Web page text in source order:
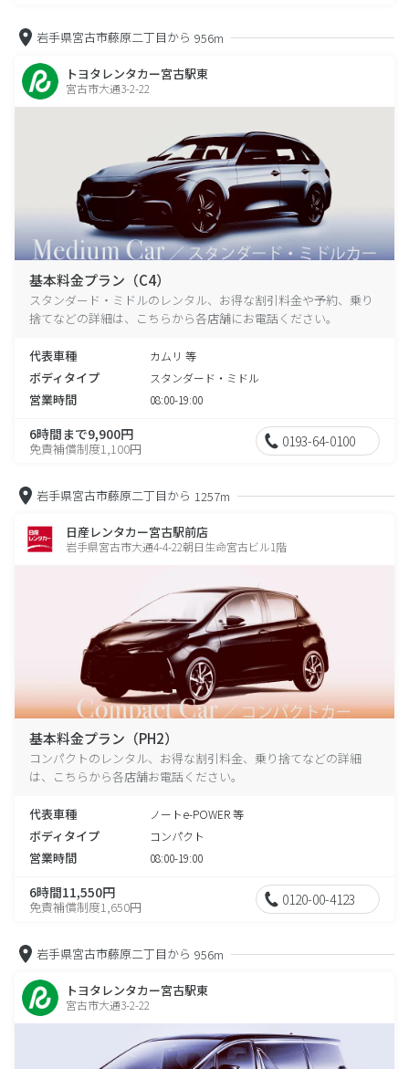
岩手県宮古市藤原二丁目から 956m
トヨタレンタカー宮古駅東
宮古市大通3-2-22
基本料金プラン（C4）
スタンダード・ミドルのレンタル、お得な割引料金や予約、乗り
捨てなどの詳細は、こちらから各店舗にお電話ください。
代表車種 カムリ 等
ボディタイプ スタンダード・ミドル
営業時間 08:00-19:00
6時間まで9,900円
免責補償制度1,100円 0193-64-0100
岩手県宮古市藤原二丁目から 1257m
日産レンタカー宮古駅前店
岩手県宮古市大通4-4-22朝日生命宮古ビル1階
基本料金プラン（PH2）
コンパクトのレンタル、お得な割引料金、乗り捨てなどの詳細
は、こちらから各店舗お電話ください。
代表車種 ノートe-POWER 等
ボディタイプ コンパクト
営業時間 08:00-19:00
6時間11,550円
免責補償制度1,650円 0120-00-4123
岩手県宮古市藤原二丁目から 956m
トヨタレンタカー宮古駅東
宮古市大通3-2-22